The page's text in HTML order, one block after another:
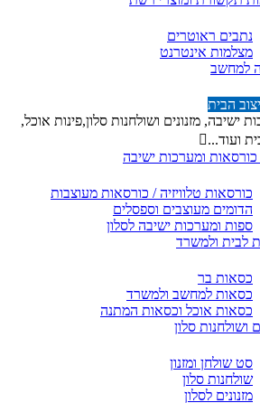
נתבים ראוטרים
מצלמות אינטרנט
למחשב
הבית
ישיבה, מזנונים ושולחנות סלון,פינות אוכל,
ועוד...
ומערכות ישיבה
כורסאות טלוויזיה / כורסאות מעוצבות
הדומים מעוצבים וספסלים
ספות ומערכות ישיבה לסלון
לבית ולמשרד
כסאות בר
כסאות למחשב ולמשרד
כסאות אוכל וכסאות המתנה
ושולחנות סלון
סט שולחן ומזנון
שולחנות סלון
מזנונים לסלון